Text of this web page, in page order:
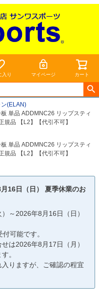
入り マイページ カート
(ELAN)
単品 ADDMNC26 リップスティ
品 【L2】【代引不可】
単品 ADDMNC26 リップスティ
品 【L2】【代引不可】
16日（日） 夏季休業のお
～2026年8月16日（日）
可能です。
は2026年8月17日（月）
。
りますが、ご確認の程宜